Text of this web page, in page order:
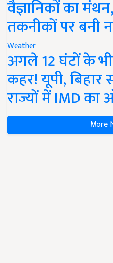
वैज्ञानिकों का
तकनीकों पर बनी
Weather
अगले 12 घंटों के
कहर! यूपी, बिहार
राज्यों में IMD का
More